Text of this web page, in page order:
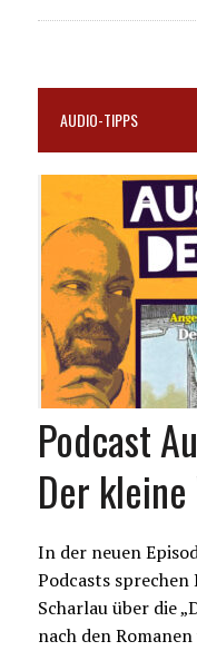
AUDIO-TIPPS
Podcast
Der
In der neuen
Podcasts
Scharlau über die
nach den